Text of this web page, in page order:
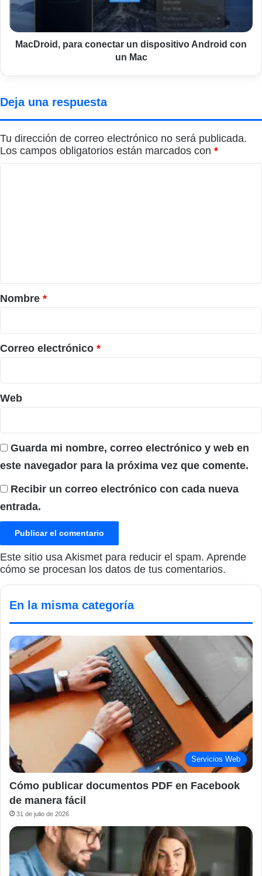
con
Mac
MacDroid, para conectar un dispositivo Android con
un Mac
Deja una respuesta
Tu dirección de correo electrónico no será publicada.
Los campos obligatorios están marcados con *
r
i
o
*
Nombre *
Correo electrónico *
Web
Guarda mi nombre, correo electrónico y web en
este navegador para la próxima vez que comente.
Recibir un correo electrónico con cada nueva
entrada.
Este sitio usa Akismet para reducir el spam. Aprende
cómo se procesan los datos de tus comentarios.
En la misma categoría
Servicios Web
Cómo publicar documentos PDF en Facebook
de manera fácil
31 de julio de 2026